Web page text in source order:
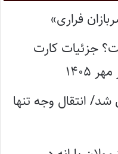
فراری»
جزئیات کارت
شد/ انتقال وجه تنها